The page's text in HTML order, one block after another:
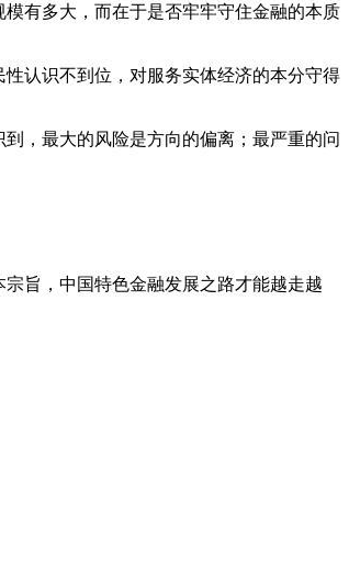
有多大，而在于是否牢牢守住金融的本质
认识不到位，对服务实体经济的本分守得
，最大的风险是方向的偏离；最严重的问
旨，中国特色金融发展之路才能越走越